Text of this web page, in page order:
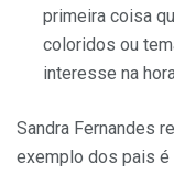
primeira coisa
coloridos ou
interesse na
Sandra Fernandes
exemplo dos pais é